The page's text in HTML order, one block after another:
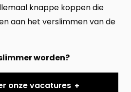
knappe koppen die
aan het verslimmen van de
worden?
onze vacatures